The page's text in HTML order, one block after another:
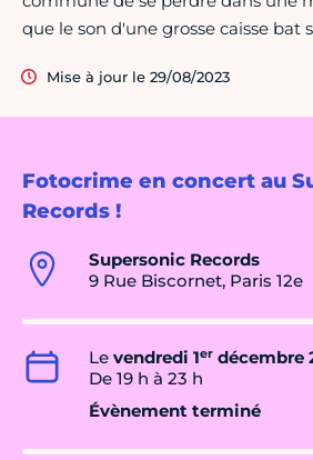
Fotocrime en concert au
Records !
Supersonic Records
9 Rue Biscornet, Paris 12e
Le vendredi 1er décembre
De 19 h à 23 h
Évènement terminé
que le son d'une grosse caisse bat
Mise à jour le 29/08/2023